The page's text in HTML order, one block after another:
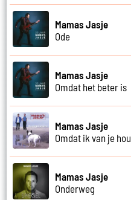
Mamas Jasje
Ode
Mamas Jasje
Omdat het beter is
Mamas Jasje
Omdat ik van je hou
Mamas Jasje
Onderweg